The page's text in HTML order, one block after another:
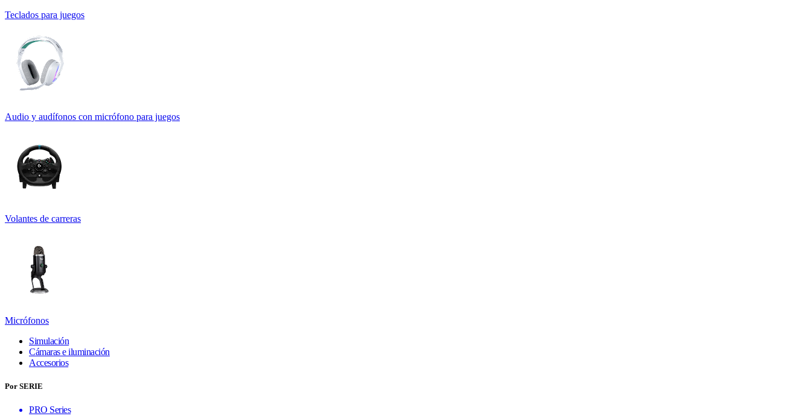
Teclados para juegos
Audio y audífonos con micrófono para juegos
Volantes de carreras
Micrófonos
Simulación
Cámaras e iluminación
Accesorios
Por SERIE
PRO Series